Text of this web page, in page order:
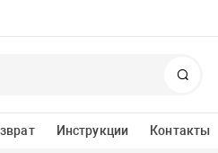
Поиск
Инструкции Контакты